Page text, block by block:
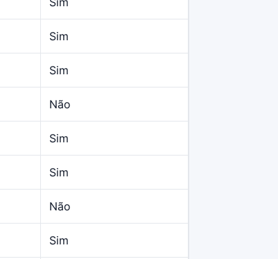
Sim
Sim
Não
Sim
Sim
Não
Sim